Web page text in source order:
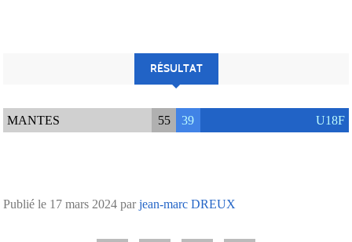
RÉSULTAT
MANTES 55 39 U18F
Publié le 17 mars 2024 parjean-marc DREUX